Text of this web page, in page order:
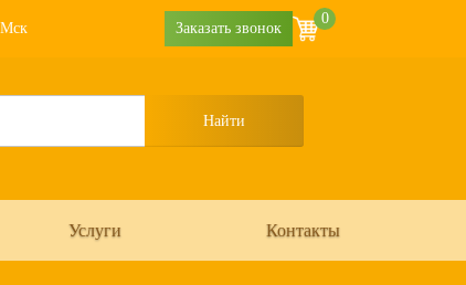
Заказать звонок
0
Услуги Контакты